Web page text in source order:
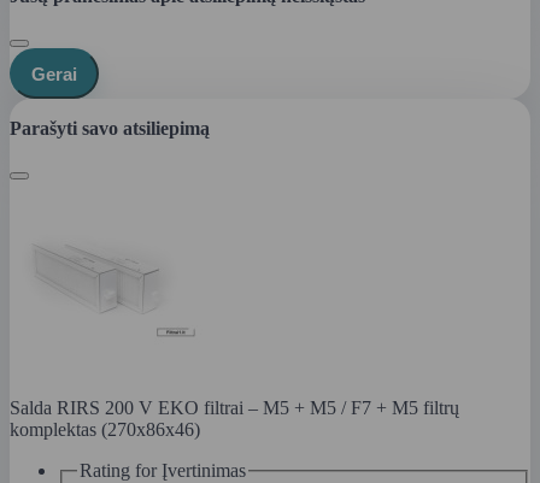
Gerai
Parašyti savo atsiliepimą
Salda RIRS 200 V EKO filtrai – M5 + M5 / F7 + M5 filtrų
komplektas (270x86x46)
Rating for Įvertinimas